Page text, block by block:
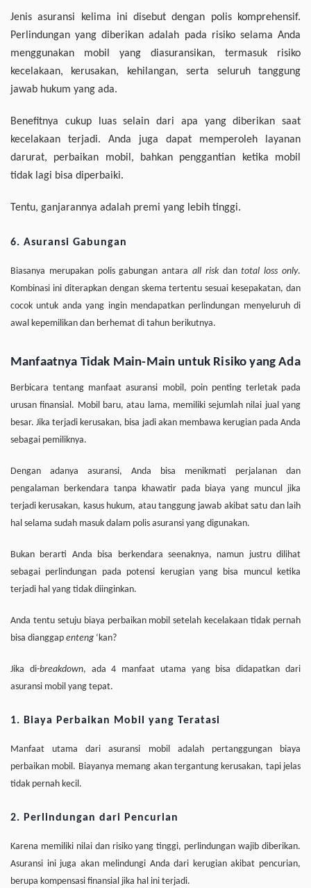
Jenis asuransi kelima ini disebut dengan polis komprehensif.
Perlindungan yang diberikan adalah pada risiko selama Anda
menggunakan mobil yang diasuransikan, termasuk risiko
kecelakaan, kerusakan, kehilangan, serta seluruh tanggung
jawab hukum yang ada.
Benefitnya cukup luas selain dari apa yang diberikan saat
kecelakaan terjadi. Anda juga dapat memperoleh layanan
darurat, perbaikan mobil, bahkan penggantian ketika mobil
tidak lagi bisa diperbaiki.
Tentu, ganjarannya adalah premi yang lebih tinggi.
6. Asuransi Gabungan
Biasanya merupakan polis gabungan antara all riskdantotal loss only.
Kombinasi ini diterapkan dengan skema tertentu sesuai kesepakatan, dan
cocok untuk anda yang ingin mendapatkan perlindungan menyeluruh di
awal kepemilikan dan berhemat di tahun berikutnya.
Manfaatnya Tidak Main-Main untuk Risiko yang Ada
Berbicara tentang manfaat asuransi mobil, poin penting terletak pada
urusan finansial. Mobil baru, atau lama, memiliki sejumlah nilai jual yang
besar. Jika terjadi kerusakan, bisa jadi akan membawa kerugian pada Anda
sebagai pemiliknya.
Dengan adanya asuransi, Anda bisa menikmati perjalanan dan
pengalaman berkendara tanpa khawatir pada biaya yang muncul jika
terjadi kerusakan, kasus hukum, atau tanggung jawab akibat satu dan laih
hal selama sudah masuk dalam polis asuransi yang digunakan.
Bukan berarti Anda bisa berkendara seenaknya, namun justru dilihat
sebagai perlindungan pada potensi kerugian yang bisa muncul ketika
terjadi hal yang tidak diinginkan.
Anda tentu setuju biaya perbaikan mobil setelah kecelakaan tidak pernah
bisa dianggap enteng ‘kan?
Jika di-breakdown, ada 4 manfaat utama yang bisa didapatkan dari
asuransi mobil yang tepat.
1. Biaya Perbaikan Mobil yang Teratasi
Manfaat utama dari asuransi mobil adalah pertanggungan biaya
perbaikan mobil. Biayanya memang akan tergantung kerusakan, tapi jelas
tidak pernah kecil.
2. Perlindungan dari Pencurian
Karena memiliki nilai dan risiko yang tinggi, perlindungan wajib diberikan.
Asuransi ini juga akan melindungi Anda dari kerugian akibat pencurian,
berupa kompensasi finansial jika hal ini terjadi.